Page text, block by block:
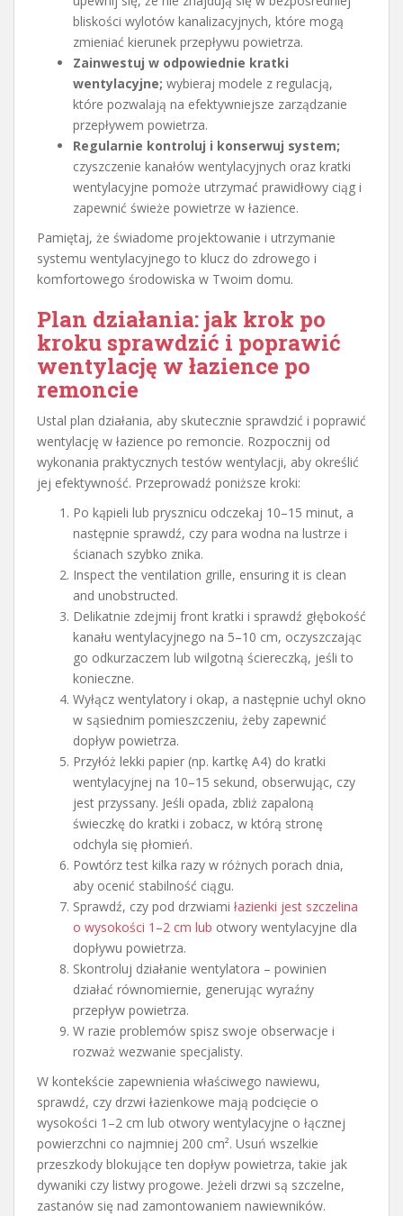
bliskości wylotów kanalizacyjnych, które mogą
zmieniać kierunek przepływu powietrza.
Zainwestuj w odpowiednie kratki
wentylacyjne; wybieraj modele z regulacją,
które pozwalają na efektywniejsze zarządzanie
przepływem powietrza.
Regularnie kontroluj i konserwuj system;
czyszczenie kanałów wentylacyjnych oraz kratki
wentylacyjne pomoże utrzymać prawidłowy ciąg i
zapewnić świeże powietrze w łazience.
Pamiętaj, że świadome projektowanie i utrzymanie
systemu wentylacyjnego to klucz do zdrowego i
komfortowego środowiska w Twoim domu.
Plan działania: jak krok po
kroku sprawdzić i poprawić
wentylację w łazience po
remoncie
Ustal plan działania, aby skutecznie sprawdzić i poprawić
wentylację w łazience po remoncie. Rozpocznij od
wykonania praktycznych testów wentylacji, aby określić
jej efektywność. Przeprowadź poniższe kroki:
Po kąpieli lub prysznicu odczekaj 10–15 minut, a
następnie sprawdź, czy para wodna na lustrze i
ścianach szybko znika.
Inspect the ventilation grille, ensuring it is clean
and unobstructed.
Delikatnie zdejmij front kratki i sprawdź głębokość
kanału wentylacyjnego na 5–10 cm, oczyszczając
go odkurzaczem lub wilgotną ściereczką, jeśli to
konieczne.
Wyłącz wentylatory i okap, a następnie uchyl okno
w sąsiednim pomieszczeniu, żeby zapewnić
dopływ powietrza.
Przyłóż lekki papier (np. kartkę A4) do kratki
wentylacyjnej na 10–15 sekund, obserwując, czy
jest przyssany. Jeśli opada, zbliż zapaloną
świeczkę do kratki i zobacz, w którą stronę
odchyla się płomień.
Powtórz test kilka razy w różnych porach dnia,
aby ocenić stabilność ciągu.
Sprawdź, czy pod drzwiami łazienki jest szczelina
o wysokości 1–2 cm lub otwory wentylacyjne dla
dopływu powietrza.
Skontroluj działanie wentylatora – powinien
działać równomiernie, generując wyraźny
przepływ powietrza.
W razie problemów spisz swoje obserwacje i
rozważ wezwanie specjalisty.
W kontekście zapewnienia właściwego nawiewu,
sprawdź, czy drzwi łazienkowe mają podcięcie o
wysokości 1–2 cm lub otwory wentylacyjne o łącznej
powierzchni co najmniej 200 cm². Usuń wszelkie
przeszkody blokujące ten dopływ powietrza, takie jak
dywaniki czy listwy progowe. Jeżeli drzwi są szczelne,
zastanów się nad zamontowaniem nawiewników.